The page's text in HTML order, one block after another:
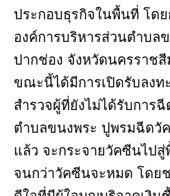
ประกอบธุรกิจในพื้นที่ โด
องค์การบริหารส่วนตำบล
ปากช่อง จังหวัดนครราชสี
ขณะนี้ได้มีการเปิดรับลงท
สำรวจผู้ที่ยังไม่ได้รับการ
ตำบลขนงพระ ปูพรมฉีดวั
แล้ว จะกระจายวัคซีนไปสู่
จนกว่าวัคซีนจะหมด โดย